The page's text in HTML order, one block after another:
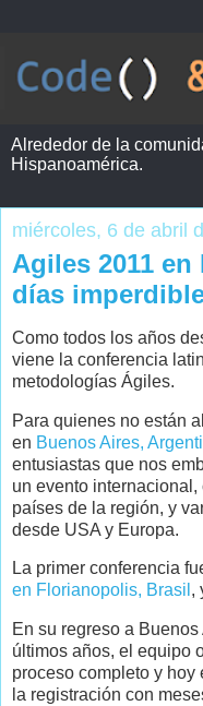
Alrededor de la
Hispanoamérica.
miércoles, 6 de abril
Agiles 2011 en
días
Como todos los años
viene la conferencia
metodologías Ágiles.
Para quienes no están
en Buenos Aires,
entusiastas que nos
un evento
países de la región, y
desde USA y Europa.
La primer conferencia
en Florianopolis, Brasil ,
En su regreso a
últimos años, el equipo
proceso completo y
la registración con